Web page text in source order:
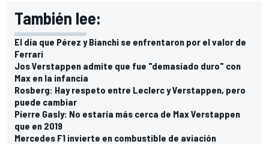
También lee:
El día que Pérez y Bianchi se enfrentaron por el valor de
Ferrari
Jos Verstappen admite que fue "demasiado duro" con
Max en la infancia
Rosberg: Hay respeto entre Leclerc y Verstappen, pero
puede cambiar
Pierre Gasly: No estaría más cerca de Max Verstappen
que en 2019
Mercedes F1 invierte en combustible de aviación